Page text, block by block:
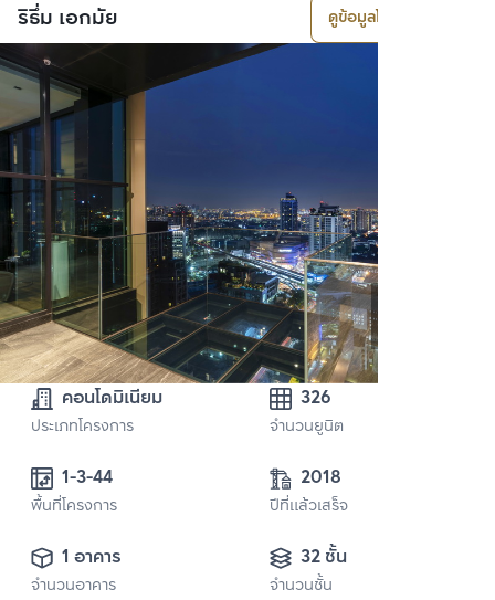
ริธึ่ม เอกมัย ดูข้อมูลโครงการ
คอนโดมิเนียม
ประเภทโครงการ
326
จำนวนยูนิต
1-3-44
พื้นที่โครงการ
2018
ปีที่แล้วเสร็จ
1 อาคาร
จำนวนอาคาร
32 ชั้น
จำนวนชั้น